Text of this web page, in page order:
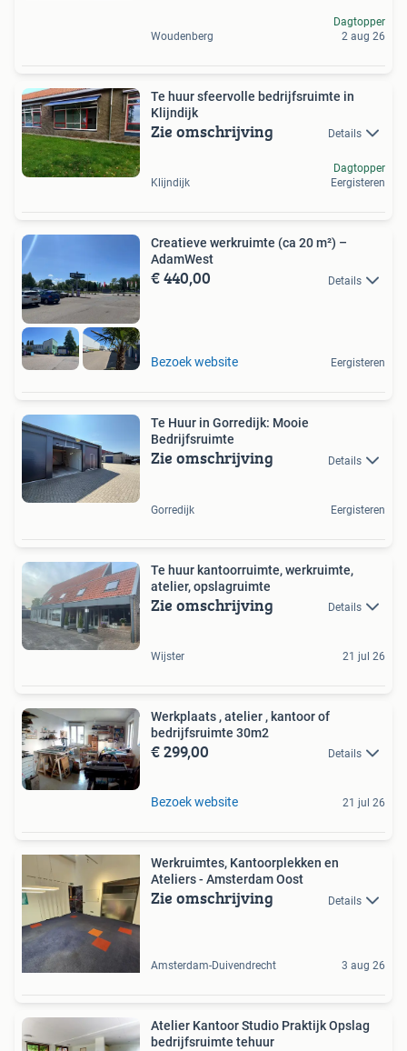
Woudenberg
Dagtopper
2 aug 26
Te huur sfeervolle bedrijfsruimte in
Klijndijk
Zie omschrijving Details
Klijndijk
Dagtopper
Eergisteren
Creatieve werkruimte (ca 20 m²) –
AdamWest
€ 440,00 Details
Bezoek website Eergisteren
Te Huur in Gorredijk: Mooie
Bedrijfsruimte
Zie omschrijving Details
Gorredijk Eergisteren
Te huur kantoorruimte, werkruimte,
atelier, opslagruimte
Zie omschrijving Details
Wijster 21 jul 26
Werkplaats , atelier , kantoor of
bedrijfsruimte 30m2
€ 299,00 Details
Bezoek website 21 jul 26
Werkruimtes, Kantoorplekken en
Ateliers - Amsterdam Oost
Zie omschrijving Details
Amsterdam-Duivendrecht 3 aug 26
Atelier Kantoor Studio Praktijk Opslag
bedrijfsruimte tehuur